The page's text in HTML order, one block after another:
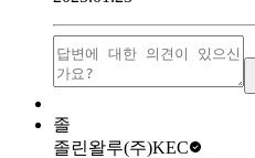
졸
졸린왈루(주)KEC